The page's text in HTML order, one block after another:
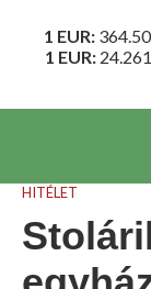
1 EUR: 364.50
1 EUR: 24.261
HITÉLET